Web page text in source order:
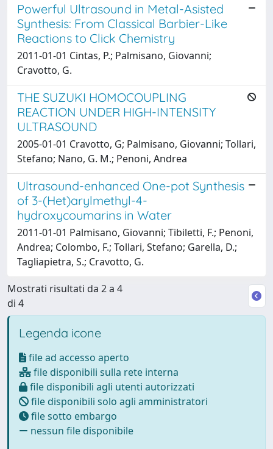
Powerful Ultrasound in Metal-Asisted
Synthesis: From Classical Barbier-Like
Reactions to Click Chemistry
2011-01-01 Cintas, P.; Palmisano, Giovanni;
Cravotto, G.
THE SUZUKI HOMOCOUPLING
REACTION UNDER HIGH-INTENSITY
ULTRASOUND
2005-01-01 Cravotto, G; Palmisano, Giovanni; Tollari,
Stefano; Nano, G. M.; Penoni, Andrea
Ultrasound-enhanced One-pot Synthesis
of 3-(Het)arylmethyl-4-
hydroxycoumarins in Water
2011-01-01 Palmisano, Giovanni; Tibiletti, F.; Penoni,
Andrea; Colombo, F.; Tollari, Stefano; Garella, D.;
Tagliapietra, S.; Cravotto, G.
Mostrati risultati da 2 a 4
di 4
Legenda icone
file ad accesso aperto
file disponibili sulla rete interna
file disponibili agli utenti autorizzati
file disponibili solo agli amministratori
file sotto embargo
nessun file disponibile